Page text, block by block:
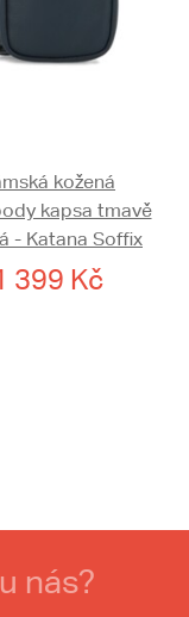
kožená
kapsa tmavě
- Katana Soffix
399 Kč
nás?